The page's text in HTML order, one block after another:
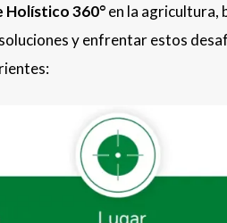
Holístico 360°en la agricultura,
y enfrentar estos